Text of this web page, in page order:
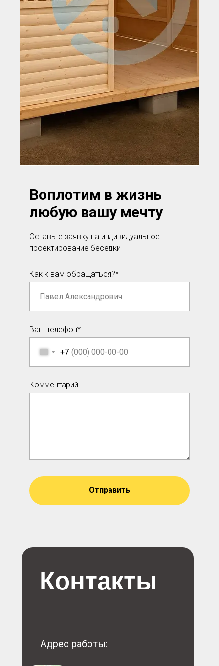
Воплотим в жизнь
любую вашу мечту
Оставьте заявку на индивидуальное
проектирование беседки
Как к вам обращаться?*
Ваш телефон*
+7
Комментарий
Отправить
Контакты
Адрес работы: